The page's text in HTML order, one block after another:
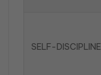
SELF-DISCIPLINE